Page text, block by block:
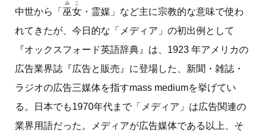
中世から「 巫女
みこ
・霊媒」など主に宗教的な意味で使わ
れてきたが、今日的な「メディア」の初出例として
『オックスフォード英語辞典』は、1923 年アメリカの
広告業界誌『広告と販売』に登場した、新聞・雑誌・
ラジオの広告三媒体を指すmass mediumを挙げてい
る。日本でも1970年代まで「メディア」は広告関連の
業界用語だった。メディアが広告媒体である以上、そ